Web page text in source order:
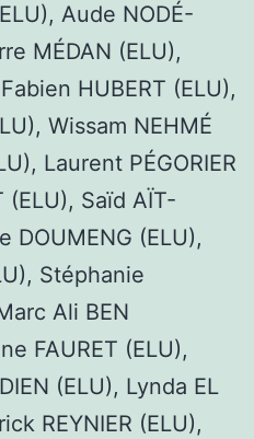
Aude NODÉ-
MÉDAN (ELU),
HUBERT (ELU),
Wissam NEHMÉ
Laurent PÉGORIER
(ELU), Saïd AÏT-
DOUMENG (ELU),
Stéphanie
Ali BEN
FAURET (ELU),
(ELU), Lynda EL
REYNIER (ELU),